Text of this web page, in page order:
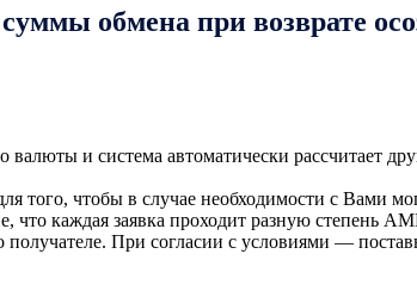
обмена при возврате
и система автоматически рассчитает
того, чтобы в случае необходимости с Вами
что каждая заявка проходит разную степень
При согласии с условиями —